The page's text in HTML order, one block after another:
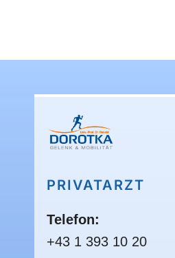
PRIVATARZT
Telefon:
+43 1 393 10 20